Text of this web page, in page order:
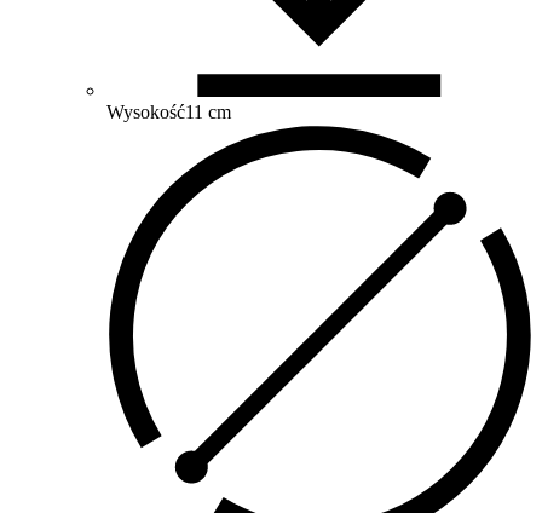
Wysokość11 cm